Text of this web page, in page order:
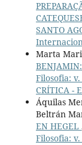
SANTO
Marta
BENJAMIN:
Filosofia:
CRÍTICA -
Áquilas
Beltrán
EN HEGEL
Filosofia: